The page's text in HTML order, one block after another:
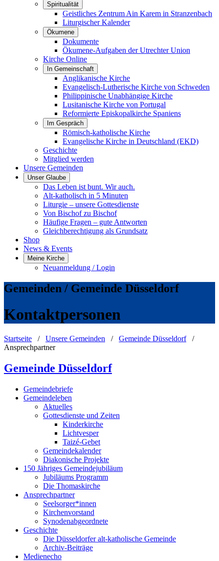
Spiritualität
Geistliches Zentrum Ain Karem in Stranzenbach
Liturgischer Kalender
Ökumene
Dokumente
Ökumene-Aufgaben der Utrechter Union
Kirche Online
In Gemeinschaft
Anglikanische Kirche
Evangelisch-Lutherische Kirche von Schweden
Philippinische Unabhängige Kirche
Lusitanische Kirche von Portugal
Reformierte Episkopalkirche Spaniens
Im Gespräch
Römisch-katholische Kirche
Evangelische Kirche in Deutschland (EKD)
Geschichte
Mitglied werden
Unsere Gemeinden
Unser Glaube
Das Leben ist bunt. Wir auch.
Alt-katholisch in 5 Minuten
Liturgie – unsere Gottesdienste
Von Bischof zu Bischof
Häufige Fragen – gute Antworten
Gleichberechtigung als Grundsatz
Shop
News & Events
Meine Kirche
Neuanmeldung / Login
Gemeinden / Gemeinde Düsseldorf
Kontaktpersonen
Startseite / Unsere Gemeinden / Gemeinde Düsseldorf/
Ansprechpartner
Gemeinde Düsseldorf
Gemeindebriefe
Gemeindeleben
Aktuelles
Gottesdienste und Zeiten
Kinderkirche
Lichtvesper
Taizé-Gebet
Gemeindekalender
Diakonische Projekte
150 Jähriges Gemeindejubiläum
Jubiläums Programm
Die Thomaskirche
Ansprechpartner
Seelsorger*innen
Kirchenvorstand
Synodenabgeordnete
Geschichte
Die Düsseldorfer alt-katholische Gemeinde
Archiv-Beiträge
Medienecho